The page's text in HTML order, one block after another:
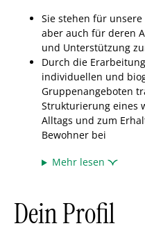
Sie stehen für
aber auch für deren
und Unterstützung
Durch die
individuellen und
Gruppenangeboten
Strukturierung eines
Alltags und zum
Bewohner bei
Mehr lesen
Dein Profil